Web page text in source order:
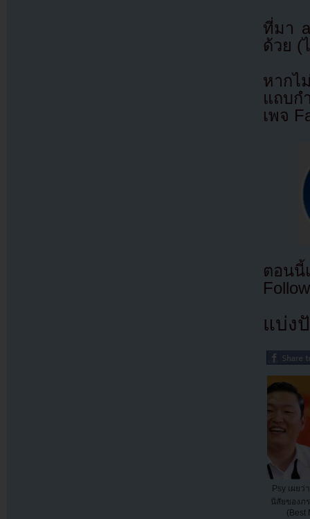
ที่มา
ด้วย (
หากไ
แถบก
เพจ
ตอนนี้
แบ่ง
Psy เผยว่
นิสัยของภ
(Best